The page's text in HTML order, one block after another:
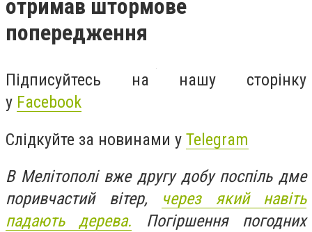
отримав штормове
попередження
Підписуйтесь на нашу сторінку
у Facebook
Слідкуйте за новинами у Telegram
В Мелітополі вже другу добу поспіль дме
поривчастий вітер,
через який навіть
падають дерева. Погіршення погодних